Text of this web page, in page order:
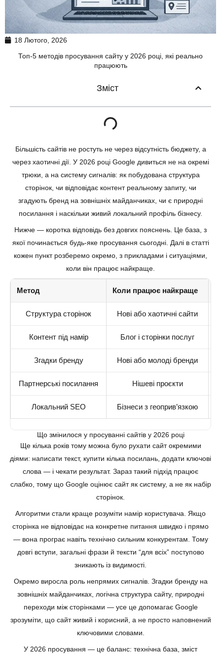
18 Лютого, 2026
Топ-5 методів просування сайту у 2026 році, які реально
працюють
Зміст
Більшість сайтів не ростуть не через відсутність бюджету, а
через хаотичні дії. У 2026 році Google дивиться не на окремі
трюки, а на систему сигналів: як побудована структура
сторінок, чи відповідає контент реальному запиту, чи
згадують бренд на зовнішніх майданчиках, чи є природні
посилання і наскільки живий локальний профіль бізнесу.
Нижче — коротка відповідь без довгих пояснень. Це база, з
якої починається будь-яке просування сьогодні. Далі в статті
кожен пункт розберемо окремо, з прикладами і ситуаціями,
коли він працює найкраще.
Метод Коли працює найкраще
Структура сторінок Нові або хаотичні сайти
Контент під намір Блог і сторінки послуг
Згадки бренду Нові або молоді бренди
Партнерські посилання Нішеві проєкти
Локальний SEO Бізнеси з геоприв’язкою
Що змінилося у просуванні сайтів у 2026 році
Ще кілька років тому можна було рухати сайт окремими
діями: написати текст, купити кілька посилань, додати ключові
слова — і чекати результат. Зараз такий підхід працює
слабко, тому що Google оцінює сайт як систему, а не як набір
сторінок.
Алгоритми стали краще розуміти намір користувача. Якщо
сторінка не відповідає на конкретне питання швидко і прямо
— вона програє навіть технічно сильним конкурентам. Тому
довгі вступи, загальні фрази й тексти “для всіх” поступово
зникають із видимості.
Окремо виросла роль непрямих сигналів. Згадки бренду на
зовнішніх майданчиках, логічна структура сайту, природні
переходи між сторінками — усе це допомагає Google
зрозуміти, що сайт живий і корисний, а не просто наповнений
ключовими словами.
У 2026 просування — це баланс: технічна база, зміст